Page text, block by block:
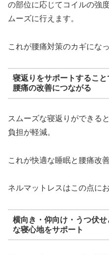
の部位に応じてコイルの強
ムーズに行えます。
これが腰痛対策のカギにな
寝返りをサポートするこ
腰痛の改善につながる
スムーズな寝返りができる
負担が軽減。
これが快適な睡眠と腰痛改
ネルマットレスはこの点に
横向き・仰向け・うつ伏
な寝心地をサポート